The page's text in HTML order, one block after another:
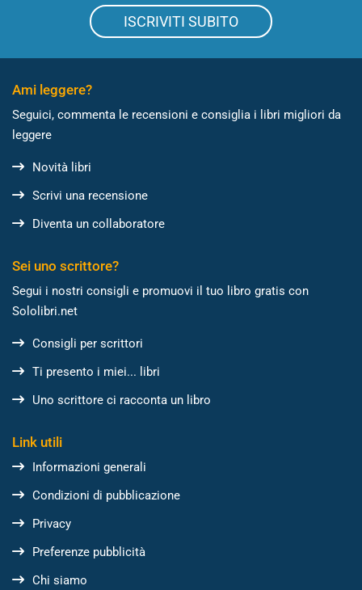
ISCRIVITI SUBITO
Ami leggere?
Seguici, commenta le recensioni e consiglia i libri migliori da
leggere
Novità libri
Scrivi una recensione
Diventa un collaboratore
Sei uno scrittore?
Segui i nostri consigli e promuovi il tuo libro gratis con
Sololibri.net
Consigli per scrittori
Ti presento i miei... libri
Uno scrittore ci racconta un libro
Link utili
Informazioni generali
Condizioni di pubblicazione
Privacy
Preferenze pubblicità
Chi siamo